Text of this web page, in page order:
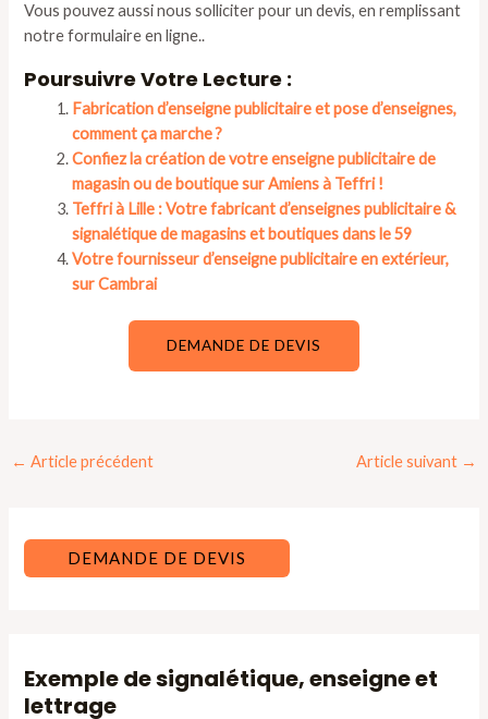
Vous pouvez aussi nous solliciter pour un devis, en remplissant
notre formulaire en ligne..
Poursuivre Votre Lecture :
Fabrication d’enseigne publicitaire et pose d’enseignes,
comment ça marche ?
Confiez la création de votre enseigne publicitaire de
magasin ou de boutique sur Amiens à Teffri !
Teffri à Lille : Votre fabricant d’enseignes publicitaire &
signalétique de magasins et boutiques dans le 59
Votre fournisseur d’enseigne publicitaire en extérieur,
sur Cambrai
DEMANDE DE DEVIS
Navigation
← Article précédent Article suivant →
DEMANDE DE DEVIS
Exemple de signalétique, enseigne et
lettrage